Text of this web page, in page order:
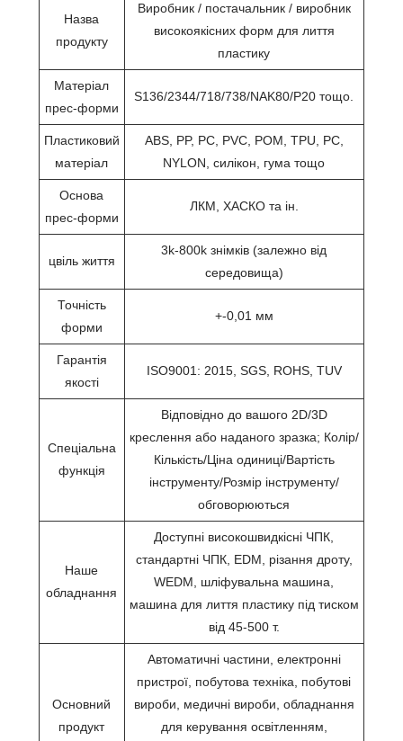
Назва
продукту
Виробник / постачальник / виробник
високоякісних форм для лиття
пластику
Матеріал
прес-форми
S136/2344/718/738/NAK80/P20 тощо.
Пластиковий
матеріал
ABS, PP, PC, PVC, POM, TPU, PC,
NYLON, силікон, гума тощо
Основа
прес-форми
ЛКМ, ХАСКО та ін.
цвіль життя
3k-800k знімків (залежно від
середовища)
Точність
форми
+-0,01 мм
Гарантія
якості
ISO9001: 2015, SGS, ROHS, TUV
Спеціальна
функція
Відповідно до вашого 2D/3D
креслення або наданого зразка; Колір/
Кількість/Ціна одиниці/Вартість
інструменту/Розмір інструменту/
обговорюються
Наше
обладнання
Доступні високошвидкісні ЧПК,
стандартні ЧПК, EDM, різання дроту,
WEDM, шліфувальна машина,
машина для лиття пластику під тиском
від 45-500 т.
Основний
продукт
Автоматичні частини, електронні
пристрої, побутова техніка, побутові
вироби, медичні вироби, обладнання
для керування освітленням,